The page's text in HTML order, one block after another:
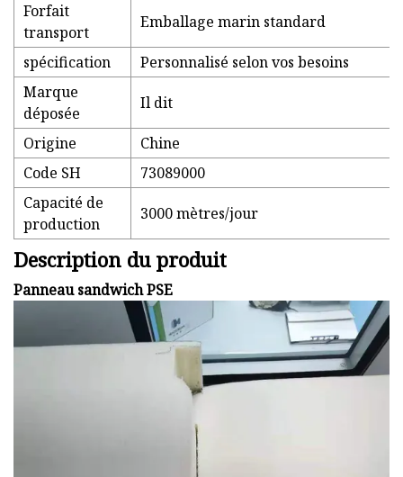
Forfait
transport
Emballage marin standard
spécification
Personnalisé selon vos besoins
Marque
déposée
Il dit
Origine
Chine
Code SH
73089000
Capacité de
production
3000 mètres/jour
Description du produit
Panneau sandwich PSE